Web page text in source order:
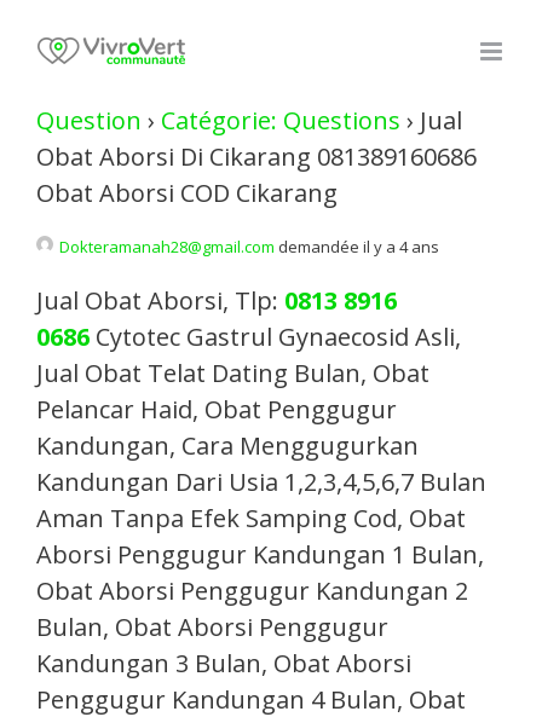
Question › Catégorie: Questions › Jual
Obat Aborsi Di Cikarang 081389160686
Obat Aborsi COD Cikarang
Dokteramanah28@gmail.com demandée il y a 4 ans
Jual Obat Aborsi, Tlp: 0813 8916
0686 Cytotec Gastrul Gynaecosid Asli,
Jual Obat Telat Dating Bulan, Obat
Pelancar Haid, Obat Penggugur
Kandungan, Cara Menggugurkan
Kandungan Dari Usia 1,2,3,4,5,6,7 Bulan
Aman Tanpa Efek Samping Cod, Obat
Aborsi Penggugur Kandungan 1 Bulan,
Obat Aborsi Penggugur Kandungan 2
Bulan, Obat Aborsi Penggugur
Kandungan 3 Bulan, Obat Aborsi
Penggugur Kandungan 4 Bulan, Obat